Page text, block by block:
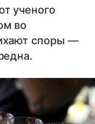
ученого
во
споры —